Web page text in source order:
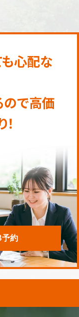
心配な
ので高価
予約